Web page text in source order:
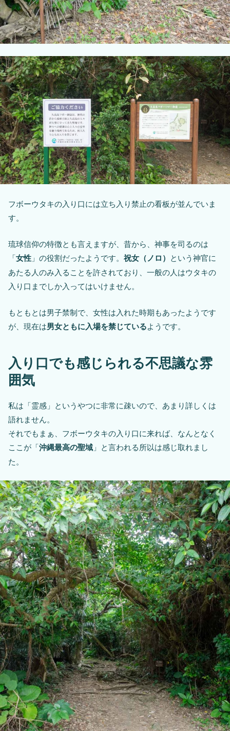
フボーウタキの入り口には立ち入り禁止の看板が並んでいま
す。
琉球信仰の特徴とも言えますが、昔から、神事を司るのは
「女性 」の役割だったようです。 祝女（ノロ） という神官に
あたる人のみ入ることを許されており、一般の人はウタキの
入り口までしか入ってはいけません。
もともとは男子禁制で、女性は入れた時期もあったようです
が、現在は男女ともに入場を禁じているようです。
入り口でも感じられる不思議な雰
囲気
私は「霊感」というやつに非常に疎いので、あまり詳しくは
語れません。
それでもまぁ、フボーウタキの入り口に来れば、なんとなく
ここが「沖縄最高の聖域 」と言われる所以は感じ取れまし
た。